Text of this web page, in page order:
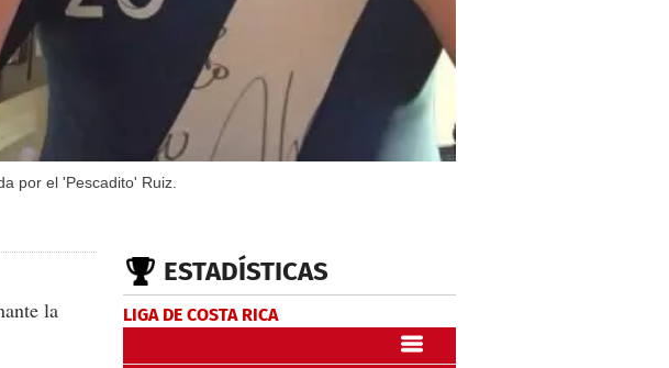
por el 'Pescadito' Ruiz.
la
ESTADÍSTICAS
LIGA DE COSTA RICA